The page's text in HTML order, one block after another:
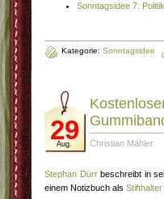
Sonntagsidee 7:
Kategorie: Sonntagsidee
29
Aug. Christian Mähler
Stephan Dürrbeschreibt in
einem Notizbuch als Stifthalter